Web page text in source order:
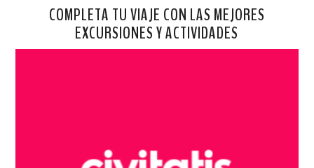
COMPLETA TU VIAJE CON LAS MEJORES
EXCURSIONES Y ACTIVIDADES